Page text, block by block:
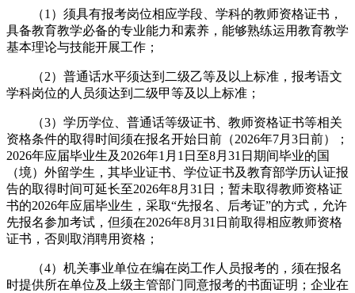
（1）须具有报考岗位相应学段、学科的教师资格证书，
具备教育教学必备的专业能力和素养，能够熟练运用教育教学
基本理论与技能开展工作；
（2）普通话水平须达到二级乙等及以上标准，报考语文
学科岗位的人员须达到二级甲等及以上标准；
（3）学历学位、普通话等级证书、教师资格证书等相关
资格条件的取得时间须在报名开始日前（2026年7月3日前）；
2026年应届毕业生及2026年1月1日至8月31日期间毕业的国
（境）外留学生，其毕业证书、学位证书及教育部学历认证报
告的取得时间可延长至2026年8月31日；暂未取得教师资格证
书的2026年应届毕业生，采取“先报名、后考证”的方式，允许
先报名参加考试，但须在2026年8月31日前取得相应教师资格
证书，否则取消聘用资格；
（4）机关事业单位在编在岗工作人员报考的，须在报名
时提供所在单位及上级主管部门同意报考的书面证明；企业在